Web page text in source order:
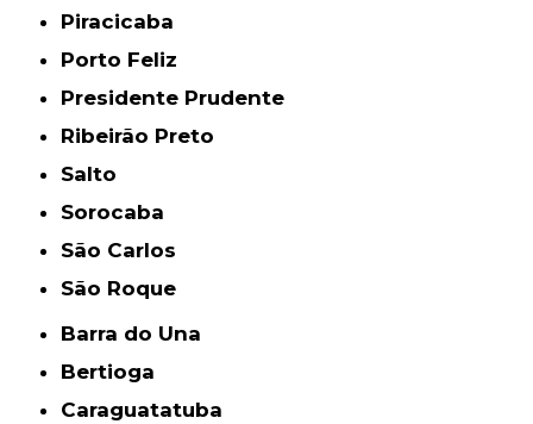
Piracicaba
Porto Feliz
Presidente Prudente
Ribeirão Preto
Salto
Sorocaba
São Carlos
São Roque
Barra do Una
Bertioga
Caraguatatuba